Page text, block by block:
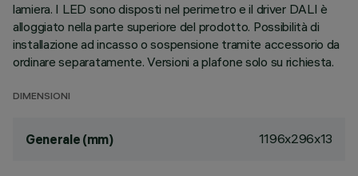
lamiera. I LED sono disposti nel perimetro e il driver DALI è
alloggiato nella parte superiore del prodotto. Possibilità di
installazione ad incasso o sospensione tramite accessorio da
ordinare separatamente. Versioni a plafone solo su richiesta.
DIMENSIONI
Generale (mm) 1196x296x13